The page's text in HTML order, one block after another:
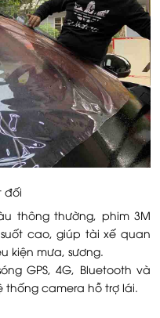
đối
thông thường, phim 3M
cao, giúp tài xế quan
kiện mưa, sương.
GPS, 4G, Bluetooth và
camera hỗ trợ lái.